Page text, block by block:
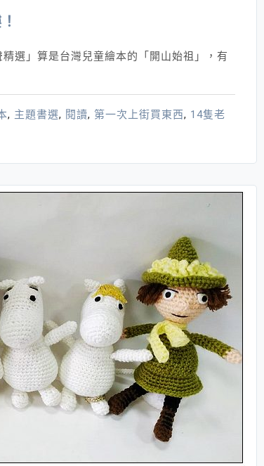
選」算是台灣兒童繪本的「開山始祖」，有
, 主題書選, 閱讀, 第一次上街買東西, 14隻老